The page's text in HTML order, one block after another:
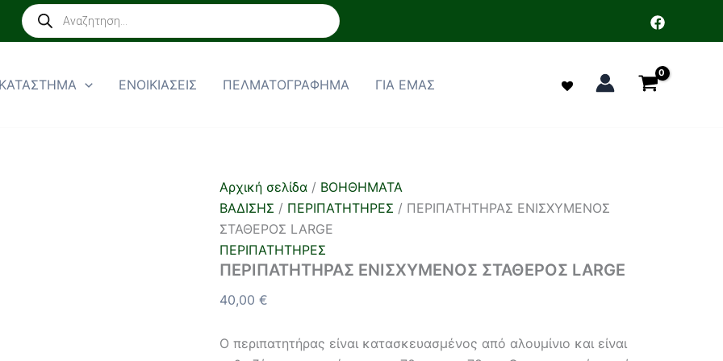
Products
search
ΚΑΤΑΣΤΗΜΑ ΕΝΟΙΚΙΑΣΕΙΣ ΠΕΛΜΑΤΟΓΡΑΦΗΜΑ ΓΙΑ ΕΜΑΣ
Αρχική σελίδα / ΒΟΗΘΗΜΑΤΑ
ΒΑΔΙΣΗΣ / ΠΕΡΙΠΑΤΗΤΗΡΕΣ / ΠΕΡΙΠΑΤΗΤΗΡΑΣ ΕΝΙΣΧΥΜΕΝΟΣ
ΣΤΑΘΕΡΟΣ LARGE
ΠΕΡΙΠΑΤΗΤΗΡΕΣ
ΠΕΡΙΠΑΤΗΤΗΡΑΣ ΕΝΙΣΧΥΜΕΝΟΣ ΣΤΑΘΕΡΟΣ LARGE
40,00 €
Ο περιπατητήρας είναι κατασκευασμένος από αλουμίνιο και είναι
ΠΕΡΙΠΑΤΗΤΗΡΑΣ
ΣΤΑΘΕΡΟΣ